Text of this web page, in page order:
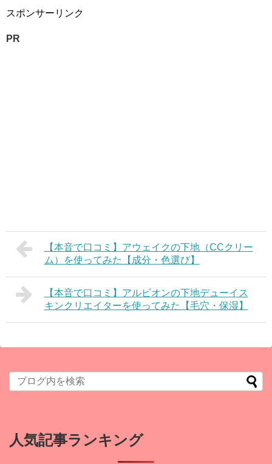
スポンサーリンク
PR
【本音で口コミ】アウェイクの下地（CCクリー
ム）を使ってみた【成分・色選び】
【本音で口コミ】アルビオンの下地デューイス
キンクリエイターを使ってみた【毛穴・保湿】
人気記事ランキング